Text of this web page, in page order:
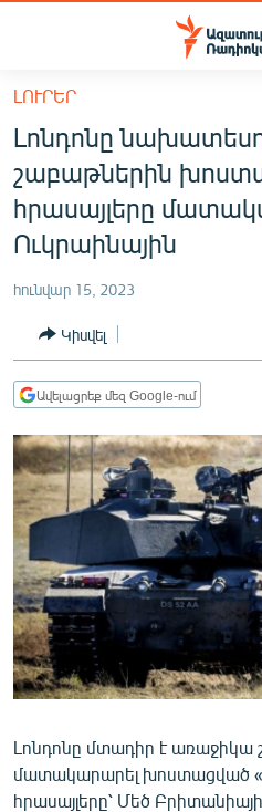
Մատչելիության
հիմնական
բովանդակությանը
հիմնական
մենյուին
Որոնում
ՀԱՅԱՍՏԱՆ
ՔԱՂԱՔԱԿԱՆ
ԸՆՏՐՈՒԹՅՈՒՆՆԵՐ 2026
ՏՆՏԵՍՈՒԹՅՈՒՆ
ՂԱՐԱԲԱՂ
ՊԱՏԵՐԱԶՄԻ 6 ՇԱԲԱԹՆԵՐԸ
ՏԱՐԱԾԱՇՐՋԱՆ
ՄԻՋԱԶԳԱՅԻՆ
ՄՇԱԿՈՒՅԹ
ՍՊՈՐՏ
ՄԵԿՆԱԲԱՆՈՒԹՅՈՒՆ
ՏՏ ԵՒ ԻՆՏԵՐՆԵՏ
ԱՐԽԻՎ
ՏԵՍԱՆՅՈՒԹԵՐ
ԼՈՒՐԵՐ
Լոնդոնը
շաբաթներին
հրասայլերը
Ուկրաինային
հունվար 15, 2023
Կիսվել
Ավելացրեք մեզ Google-ում
Լոնդոնը մտադիր է առաջիկա
մատակարարել խոստացված
հրասայլերը՝ Մեծ